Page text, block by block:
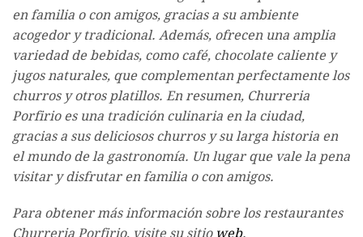
en familia o con amigos, gracias a su ambiente
acogedor y tradicional. Además, ofrecen una amplia
variedad de bebidas, como café, chocolate caliente y
jugos naturales, que complementan perfectamente los
churros y otros platillos. En resumen, Churreria
Porfirio es una tradición culinaria en la ciudad,
gracias a sus deliciosos churros y su larga historia en
el mundo de la gastronomía. Un lugar que vale la pena
visitar y disfrutar en familia o con amigos.
Para obtener más información sobre los restaurantes
Churreria Porfirio, visite su sitioweb.